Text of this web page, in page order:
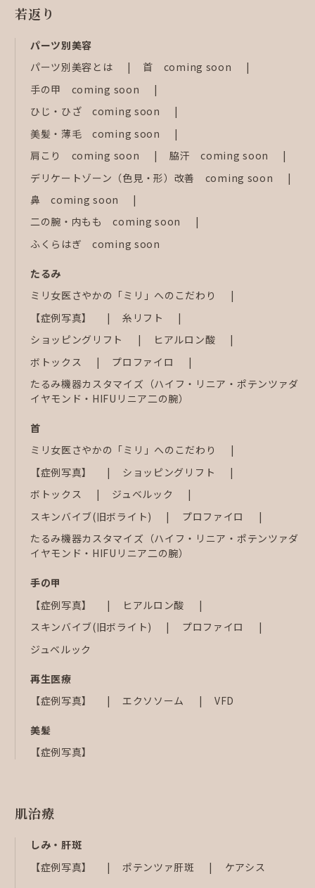
若返り
パーツ別美容
パーツ別美容とは
首 coming soon
手の甲 coming soon
ひじ・ひざ coming soon
美髪・薄毛 coming soon
肩こり coming soon
脇汗 coming soon
デリケートゾーン（色見・形）改善 coming soon
鼻 coming soon
二の腕・内もも coming soon
ふくらはぎ coming soon
たるみ
ミリ女医さやかの「ミリ」へのこだわり
【症例写真】
糸リフト
ショッピングリフト
ヒアルロン酸
ボトックス
プロファイロ
たるみ機器カスタマイズ（ハイフ・リニア・ポテンツァダ
イヤモンド・HIFUリニア二の腕）
首
ミリ女医さやかの「ミリ」へのこだわり
【症例写真】
ショッピングリフト
ボトックス
ジュベルック
スキンバイブ(旧ボライト)
プロファイロ
たるみ機器カスタマイズ（ハイフ・リニア・ポテンツァダ
イヤモンド・HIFUリニア二の腕）
手の甲
【症例写真】
ヒアルロン酸
スキンバイブ(旧ボライト)
プロファイロ
ジュベルック
再生医療
【症例写真】
エクソソーム VFD
美髪
【症例写真】
肌治療
しみ・肝斑
【症例写真】
ポテンツァ肝斑 ケアシス